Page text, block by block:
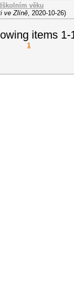
věku
ve Zlíně, 2020-10-26)
items 1-
1